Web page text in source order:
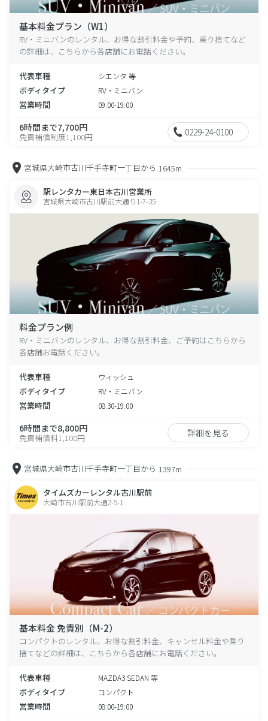
基本料金プラン（W1）
RV・ミニバンのレンタル、お得な割引料金や予約、乗り捨てなど
の詳細は、こちらから各店舗にお電話ください。
代表車種 シエンタ 等
ボディタイプ RV・ミニバン
営業時間 09:00-19:00
6時間まで7,700円
免責補償制度1,100円 0229-24-0100
宮城県大崎市古川千手寺町一丁目から 1645m
駅レンタカー東日本古川営業所
宮城県大崎市古川駅前大通り1-7-35
料金プラン例
RV・ミニバンのレンタル、お得な割引料金、ご予約はこちらから
各店舗お電話ください。
代表車種 ウィッシュ
ボディタイプ RV・ミニバン
営業時間 08:30-19:00
6時間まで8,800円
免責補償料1,100円 詳細を見る
宮城県大崎市古川千手寺町一丁目から 1397m
タイムズカーレンタル古川駅前
大崎市古川駅前大通2-5-1
基本料金 免責別（M-2）
コンパクトのレンタル、お得な割引料金、キャンセル料金や乗り
捨てなどの詳細は、こちらから各店舗にお電話ください。
代表車種 MAZDA3 SEDAN 等
ボディタイプ コンパクト
営業時間 08:00-19:00